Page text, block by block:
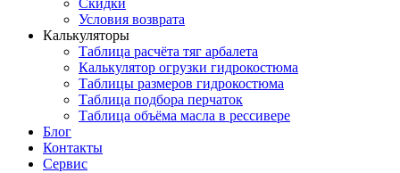
Скидки
Условия возврата
Калькуляторы
Таблица расчёта тяг арбалета
Калькулятор огрузки гидрокостюма
Таблицы размеров гидрокостюма
Таблица подбора перчаток
Таблица объёма масла в рессивере
Блог
Контакты
Сервис